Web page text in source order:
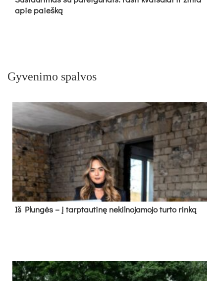
apie paieš­ką
Gyvenimo spalvos
Iš Plungės – į tarptautinę nekilnojamojo turto rinką